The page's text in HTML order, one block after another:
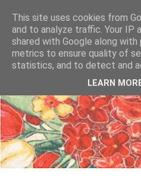
This site uses cookies from
and to analyze traffic. Your IP
shared with Google along
metrics to ensure quality of
statistics, and to detect and
LEARN